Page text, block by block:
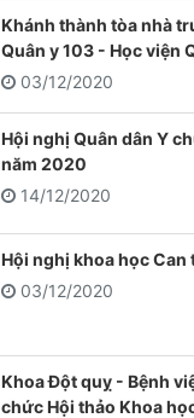
Khánh thành tòa nhà
Quân y 103 - Học viện
03/12/2020
Hội nghị Quân dân Y
năm 2020
14/12/2020
Hội nghị khoa học Can
03/12/2020
Khoa Đột quỵ - Bệnh
chức Hội thảo Khoa